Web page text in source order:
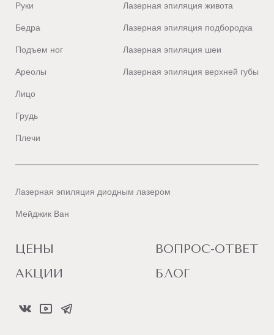
Руки
Бедра
Подъем ног
Ареолы
Лицо
Грудь
Плечи
Лазерная эпиляция живота
Лазерная эпиляция подбородка
Лазерная эпиляция шеи
Лазерная эпиляция верхней губы
Лазерная эпиляция диодным лазером
Мейджик Ван
ЦЕНЫ
АКЦИИ
ВОПРОС-ОТВЕТ
БЛОГ